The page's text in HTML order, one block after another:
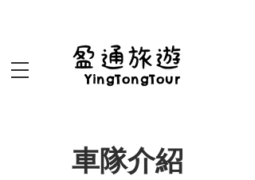
YingTongTour
車隊介紹